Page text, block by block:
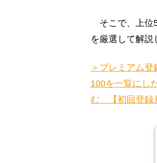
そこで、上位
を厳選して解説
＞プレミアム
100を一覧にし
む 【初回登録